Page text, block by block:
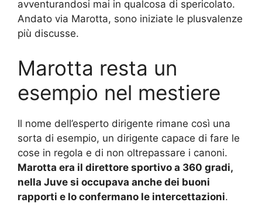
avventurandosi mai in qualcosa di spericolato.
Andato via Marotta, sono iniziate le plusvalenze
più discusse.
Marotta resta un
esempio nel mestiere
Il nome dell’esperto dirigente rimane così una
sorta di esempio, un dirigente capace di fare le
cose in regola e di non oltrepassare i canoni.
Marotta era il direttore sportivo a 360 gradi,
nella Juve si occupava anche dei buoni
rapporti e lo confermano le intercettazioni.